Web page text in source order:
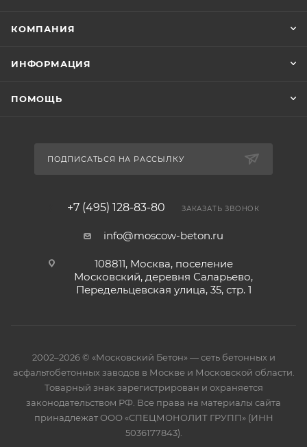
КОМПАНИЯ
ИНФОРМАЦИЯ
ПОМОЩЬ
ПОДПИСАТЬСЯ НА РАССЫЛКУ
+7 (495) 128-83-80 ЗАКАЗАТЬ ЗВОНОК
info@moscow-beton.ru
108811, Москва, поселение
Московский, деревня Саларьево,
Передельцевская улица, 35, стр. 1
2002–2026 © «Московский Бетон» — сеть бетонных и
асфальтобетонных заводов в Москве и Московской области.
Товарный знак зарегистрирован и охраняется
законодательством РФ. Все права на материалы сайта
принадлежат ООО «СПЕЦМОНОЛИТ ГРУПП» (ИНН
5036177843).